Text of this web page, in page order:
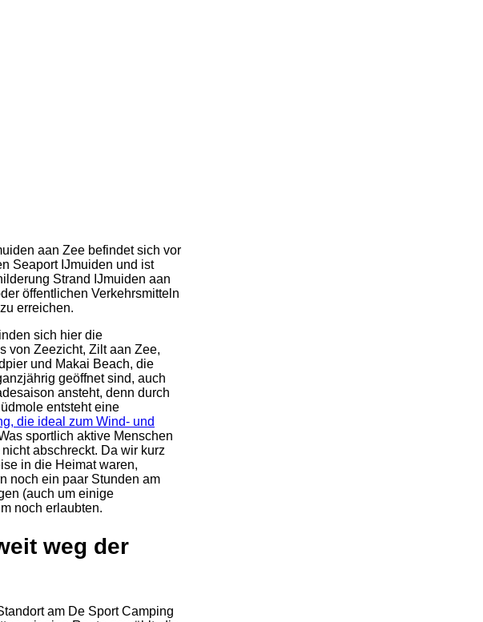
aan Zee befindet sich vor
Seaport IJmuiden und ist
Strand IJmuiden aan
öffentlichen Verkehrsmitteln
erreichen.
sich hier die
von Zeezicht, Zilt aan Zee,
und Makai Beach, die
geöffnet sind, auch
ansteht, denn durch
entsteht eine
die ideal zum Wind- und
sportlich aktive Menschen
abschreckt. Da wir kurz
in die Heimat waren,
noch ein paar Stunden am
(auch um einige
noch erlaubten.
weg der
am De Sport Camping